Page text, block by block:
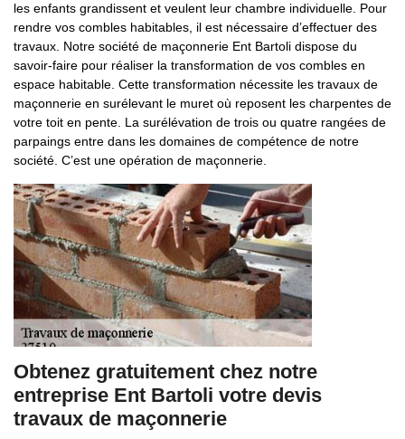
les enfants grandissent et veulent leur chambre individuelle. Pour
rendre vos combles habitables, il est nécessaire d’effectuer des
travaux. Notre société de maçonnerie Ent Bartoli dispose du
savoir-faire pour réaliser la transformation de vos combles en
espace habitable. Cette transformation nécessite les travaux de
maçonnerie en surélevant le muret où reposent les charpentes de
votre toit en pente. La surélévation de trois ou quatre rangées de
parpaings entre dans les domaines de compétence de notre
société. C’est une opération de maçonnerie.
Obtenez gratuitement chez notre
entreprise Ent Bartoli votre devis
travaux de maçonnerie